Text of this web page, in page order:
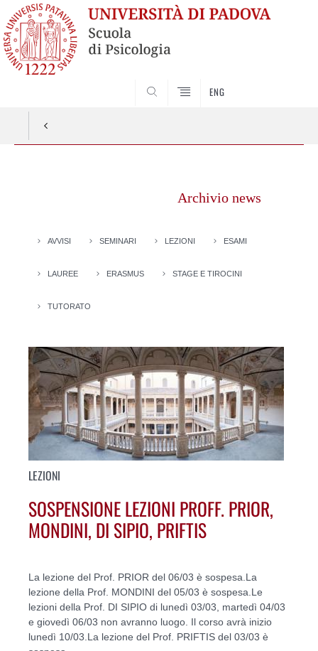
ENG
Archivio news
AVVISI SEMINARI LEZIONI ESAMI
LAUREE ERASMUS STAGE E TIROCINI
TUTORATO
LEZIONI
SOSPENSIONE LEZIONI PROFF. PRIOR,
MONDINI, DI SIPIO, PRIFTIS
La lezione del Prof. PRIOR del 06/03 è sospesa.La
lezione della Prof. MONDINI del 05/03 è sospesa.Le
lezioni della Prof. DI SIPIO di lunedì 03/03, martedì 04/03
e giovedì 06/03 non avranno luogo. Il corso avrà inizio
lunedì 10/03.La lezione del Prof. PRIFTIS del 03/03 è